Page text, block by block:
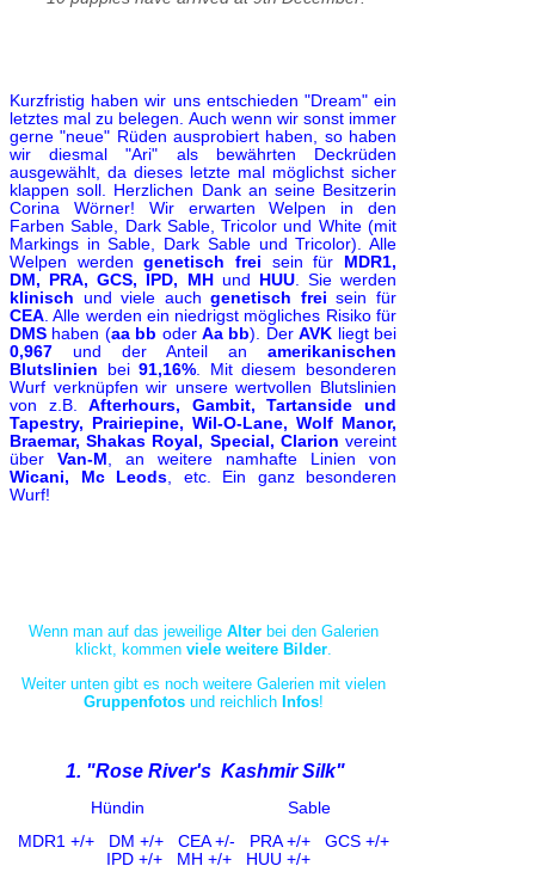
Kurzfristig haben wir uns entschieden "Dream" ein
letztes mal zu belegen. Auch wenn wir sonst immer
gerne "neue" Rüden ausprobiert haben, so haben
wir diesmal "Ari" als bewährten Deckrüden
ausgewählt, da dieses letzte mal möglichst sicher
klappen soll. Herzlichen Dank an seine Besitzerin
Corina Wörner! Wir erwarten Welpen in den
Farben Sable, Dark Sable, Tricolor und White (mit
Markings in Sable, Dark Sable und Tricolor). Alle
Welpen werdengenetisch frei sein für
MDR1,
DM, PRA, GCS, IPD, MH und HUU. Sie werden
klinisch und viele auchgenetisch frei sein für
CEA . Alle werden ein niedrigst mögliches Risiko für
DMS haben (aa bb oderAa bb). DerAVK liegt bei
0,967 und der Anteil an amerikanischen
Blutslinien bei91,16% . Mit diesem besonderen
Wurf verknüpfen wir unsere wertvollen Blutslinien
von z.B.Afterhours, Gambit, Tartanside und
Tapestry, Prairiepine, Wil-O-Lane, Wolf Manor,
Braemar, Shakas Royal, Special, Clarion vereint
über Van-M
, an weitere namhafte Linien von
Wicani, Mc Leods , etc. Ein ganz besonderen
Wurf!
Wenn man auf das jeweilige Alterbei den Galerien
klickt, kommen viele weitere Bilder.
Weiter unten gibt es noch weitere Galerien mit vielen
Gruppenfotosund reichlich Infos!
1. "Rose River's Kashmir Silk"
Hündin Sable
MDR1 +/+
DM +/+ CEA +/-
PRA +/+ GCS +/+
IPD +/+MH +/+ HUU +/+